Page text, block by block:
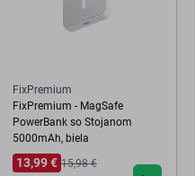
FixPremium
FixPremium - MagSafe
PowerBank so Stojanom
5000mAh, biela
13,99 € 15,98 €